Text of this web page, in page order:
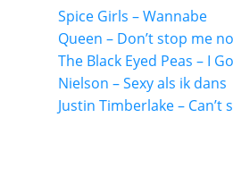
Spice Girls – Wannabe
Queen – Don’t stop me
The Black Eyed Peas – I
Nielson – Sexy als ik dans
Justin Timberlake –